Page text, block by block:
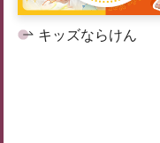
キッズならけん